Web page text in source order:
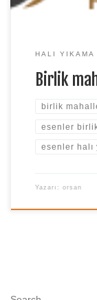
HALI YIKAMA
Birlik
birlik
esenler
esenler halı
Yazarı: orsan
SEARCH